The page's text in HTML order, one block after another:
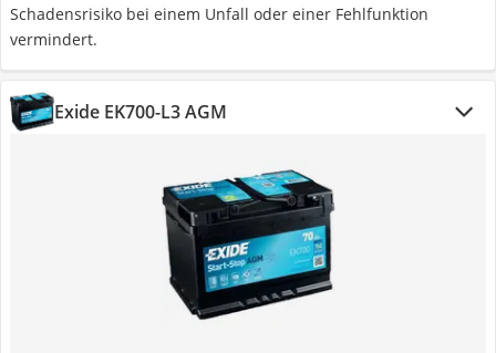
Schadensrisiko bei einem Unfall oder einer Fehlfunktion
vermindert.
Exide EK700-L3 AGM